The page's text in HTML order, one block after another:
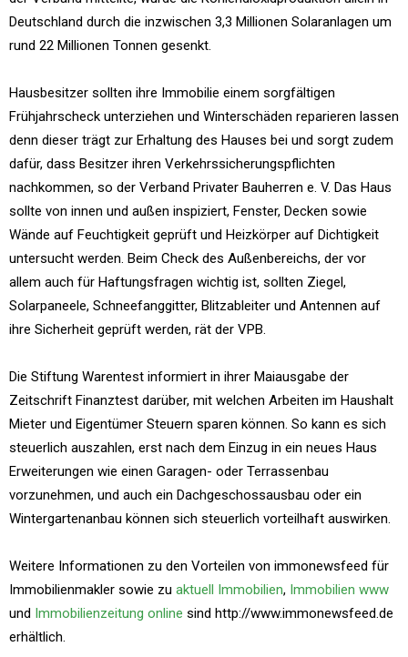
Deutschland durch die inzwischen 3,3 Millionen Solaranlagen um
rund 22 Millionen Tonnen gesenkt.
Hausbesitzer sollten ihre Immobilie einem sorgfältigen
Frühjahrscheck unterziehen und Winterschäden reparieren lassen
denn dieser trägt zur Erhaltung des Hauses bei und sorgt zudem
dafür, dass Besitzer ihren Verkehrssicherungspflichten
nachkommen, so der Verband Privater Bauherren e. V. Das Haus
sollte von innen und außen inspiziert, Fenster, Decken sowie
Wände auf Feuchtigkeit geprüft und Heizkörper auf Dichtigkeit
untersucht werden. Beim Check des Außenbereichs, der vor
allem auch für Haftungsfragen wichtig ist, sollten Ziegel,
Solarpaneele, Schneefanggitter, Blitzableiter und Antennen auf
ihre Sicherheit geprüft werden, rät der VPB.
Die Stiftung Warentest informiert in ihrer Maiausgabe der
Zeitschrift Finanztest darüber, mit welchen Arbeiten im Haushalt
Mieter und Eigentümer Steuern sparen können. So kann es sich
steuerlich auszahlen, erst nach dem Einzug in ein neues Haus
Erweiterungen wie einen Garagen- oder Terrassenbau
vorzunehmen, und auch ein Dachgeschossausbau oder ein
Wintergartenanbau können sich steuerlich vorteilhaft auswirken.
Weitere Informationen zu den Vorteilen von immonewsfeed für
Immobilienmakler sowie zu aktuell Immobilien, Immobilien www
und Immobilienzeitung online sind http://www.immonewsfeed.de
erhältlich.